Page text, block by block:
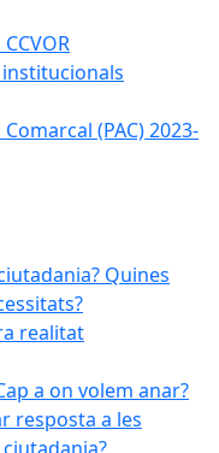
(PAC) 2023-
Quines
realitat
a on volem anar?
resposta a les